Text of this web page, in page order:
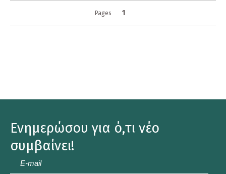
Pages 1
Ενημερώσου για ό,τι νέο
συμβαίνει!